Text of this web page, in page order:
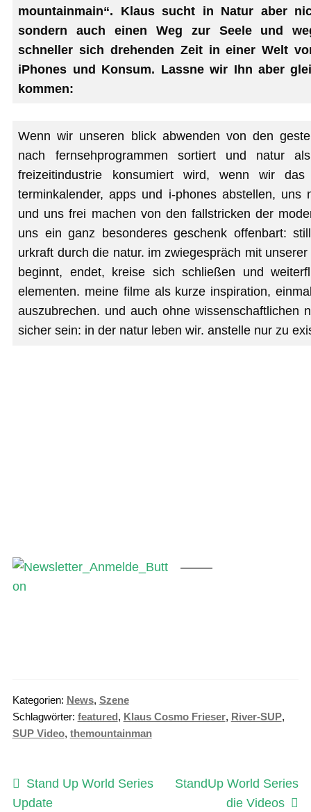
mountainmain“. Klaus sucht in Natur aber
sondern auch einen Weg zur Seele und
schneller sich drehenden Zeit in einer Welt
iPhones und Konsum. Lassne wir Ihn aber
kommen:
Wenn wir unseren blick abwenden von den
nach fernsehprogrammen sortiert und natur
freizeitindustrie konsumiert wird, wenn wir das
terminkalender, apps und i-phones abstellen, uns
und uns frei machen von den fallstricken der
uns ein ganz besonderes geschenk offenbart:
urkraft durch die natur. im zwiegespräch mit
beginnt, endet, kreise sich schließen und
elementen. meine filme als kurze inspiration,
auszubrechen. und auch ohne wissenschaftlichen
sicher sein: in der natur leben wir. anstelle nur zu
——–
Kategorien: News, Szene
Schlagwörter: featured, Klaus Cosmo Frieser, River-SUP,
SUP Video, themountainman
Beitragsnavigation
Vorheriger
Beitrag:
Stand Up World Series
Update
Nächster
StandUp World Series
die Videos